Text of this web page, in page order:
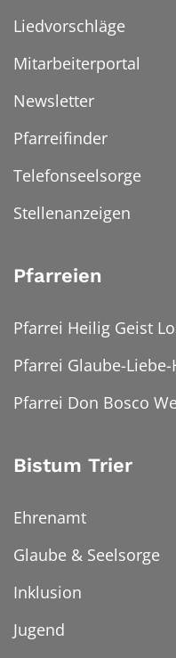
Liedvorschläge
Mitarbeiterportal
Newsletter
Pfarreifinder
Telefonseelsorge
Stellenanzeigen
Pfarreien
Pfarrei Heilig Geist
Pfarrei Glaube-
Pfarrei Don Bosco
Bistum Trier
Ehrenamt
Glaube & Seelsorge
Inklusion
Jugend